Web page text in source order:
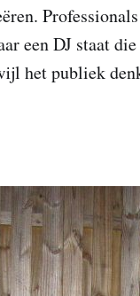
een DJ staat
het publiek